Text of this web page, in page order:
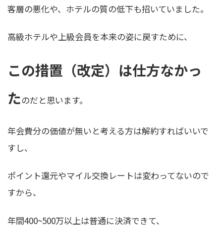
客層の悪化や、ホテルの質の低下も招いていました。
高級ホテルや上級会員を本来の姿に戻すために、
この措置（改定）は仕方なかっ
たのだと思います。
年会費分の価値が無いと考える方は解約すればいいで
すし、
ポイント還元やマイル交換レートは変わってないので
すから、
年間400~500万以上は普通に決済できて、